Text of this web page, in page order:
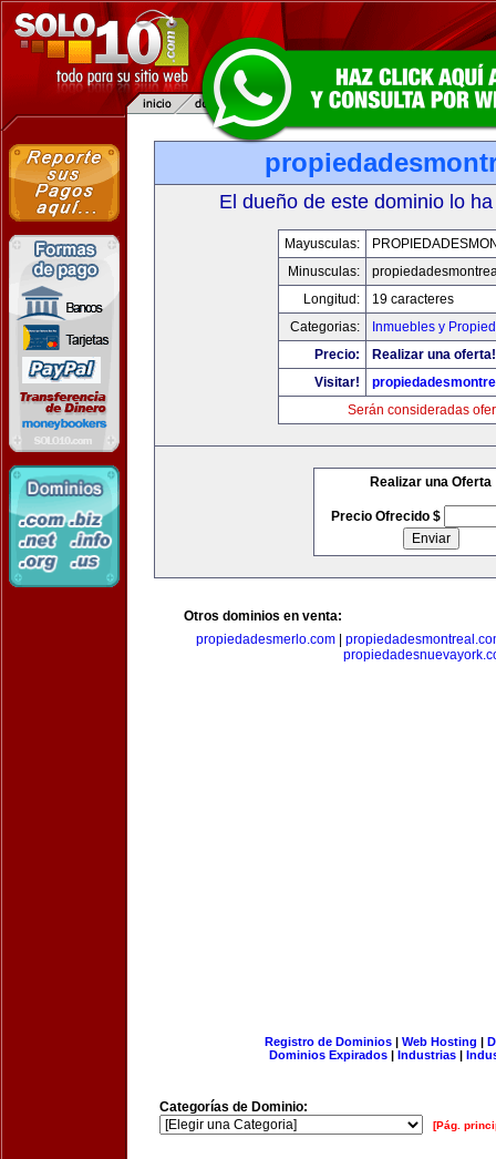
El dueño de este dominio lo
Mayusculas:
Minusculas:
Longitud:
19 caracteres
Categorias:
Inmuebles y
Precio:
Realizar una oferta!
Visitar!
Serán consideradas
Realizar una Oferta
Precio Ofrecido $
Otros dominios en venta:
propiedadesmerlo.com
Registro de Dominios| Web Hosting |
Dominios Expirados | Industrias |
Categorías de Dominio:
[Pág.